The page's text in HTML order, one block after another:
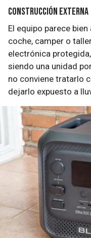
Construcción externa
El equipo parece
coche, camper o
electrónica
siendo una unidad
no conviene tratarlo
dejarlo expuesto a